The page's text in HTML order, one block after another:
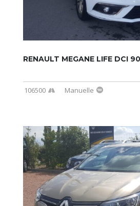
RENAULT MEGANE LIFE DCI
106500 Manuelle